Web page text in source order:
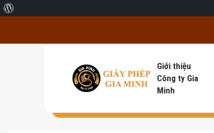
Giới thiệu
Công ty Gia
Minh